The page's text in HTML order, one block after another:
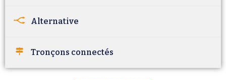
Alternative
Tronçons connectés